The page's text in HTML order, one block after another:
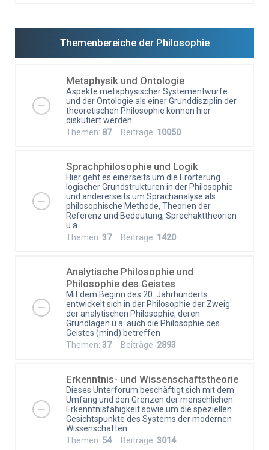
Themenbereiche der Philosophie
Metaphysik und Ontologie
Aspekte metaphysischer Systementwürfe
und der Ontologie als einer Grunddisziplin der
theoretischen Philosophie können hier
diskutiert werden.
Themen: 87Beiträge: 10050
Sprachphilosophie und Logik
Hier geht es einerseits um die Erörterung
logischer Grundstrukturen in der Philosophie
und andererseits um Sprachanalyse als
philosophische Methode, Theorien der
Referenz und Bedeutung, Sprechakttheorien
u.ä.
Themen: 37Beiträge: 1420
Analytische Philosophie und
Philosophie des Geistes
Mit dem Beginn des 20. Jahrhunderts
entwickelt sich in der Philosophie der Zweig
der analytischen Philosophie, deren
Grundlagen u.a. auch die Philosophie des
Geistes (mind) betreffen
Themen: 37Beiträge: 2893
Erkenntnis- und Wissenschaftstheorie
Dieses Unterforum beschäftigt sich mit dem
Umfang und den Grenzen der menschlichen
Erkenntnisfähigkeit sowie um die speziellen
Gesichtspunkte des Systems der modernen
Wissenschaften.
Themen: 54Beiträge: 3014